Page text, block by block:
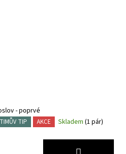
- poprvé
TIMŮV TIP AKCE Skladem (1 pár)